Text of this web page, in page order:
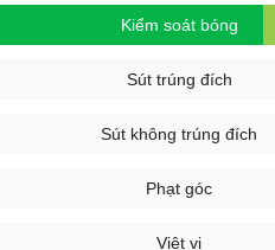
Kiểm soát bóng
Sút trúng đích
Sút không trúng đích
Phạt góc
Việt vị